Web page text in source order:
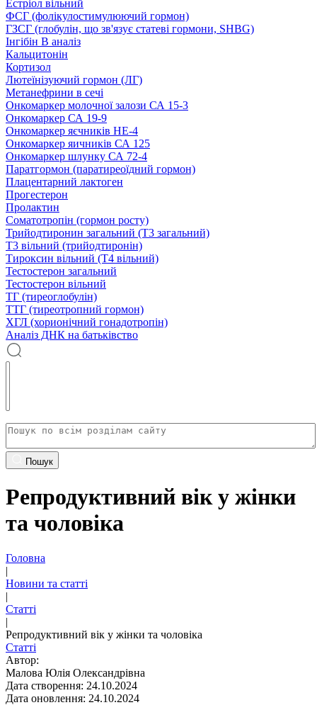
Естріол вільний
ФСГ (фолікулостимулюючий гормон)
ГЗСГ (глобулін, що зв'язує статеві гормони, SHBG)
Інгібін B аналіз
Кальцитонін
Кортизол
Лютеїнізуючий гормон (ЛГ)
Метанефрини в сечі
Онкомаркер молочної залози СА 15-3
Онкомаркер СА 19-9
Онкомаркер яєчників НЕ-4
Онкомаркер яичників СА 125
Онкомаркер шлунку СА 72-4
Паратгормон (паратиреоїдний гормон)
Плацентарний лактоген
Прогестерон
Пролактин
Соматотропін (гормон росту)
Трийодтиронин загальний (Т3 загальний)
Т3 вільний (трийодтиронін)
Тироксин вільний (Т4 вільний)
Тестостерон загальний
Тестостерон вільний
ТГ (тиреоглобулін)
ТТГ (тиреотропний гормон)
ХГЛ (хорионічний гонадотропін)
Аналіз ДНК на батьківство
Пошук
Репродуктивний вік у жінки
та чоловіка
Головна
|
Новини та статті
|
Статті
|
Репродуктивний вік у жінки та чоловіка
Статті
Автор:
Малова Юлія Олександрівна
Дата створення: 24.10.2024
Дата оновлення: 24.10.2024